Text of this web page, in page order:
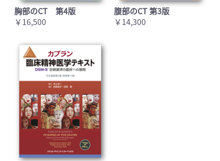
胸部のCT 第4版
￥16,500
腹部のCT 第3版
￥14,300